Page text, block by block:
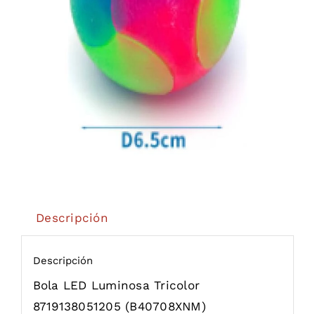
Super Ofertas
Descripción
Descripción
Bola LED Luminosa Tricolor
8719138051205 (B40708XNM)